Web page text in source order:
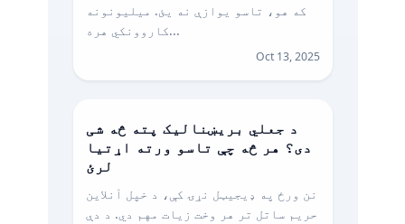
که هو، تاسو یوازې نه یئ. میلیونونه
کاروونکي هره...
Oct 13, 2025
د جعلي بریښنالیک پته څه شی
دی؟ هر څه چې تاسو ورته اړتیا
لرئ
نن ورځ په ډیجیټل نړۍ کې، د خپل آنلاین
حریم ساتل تر هر وخت زیات مهم دي. د دې